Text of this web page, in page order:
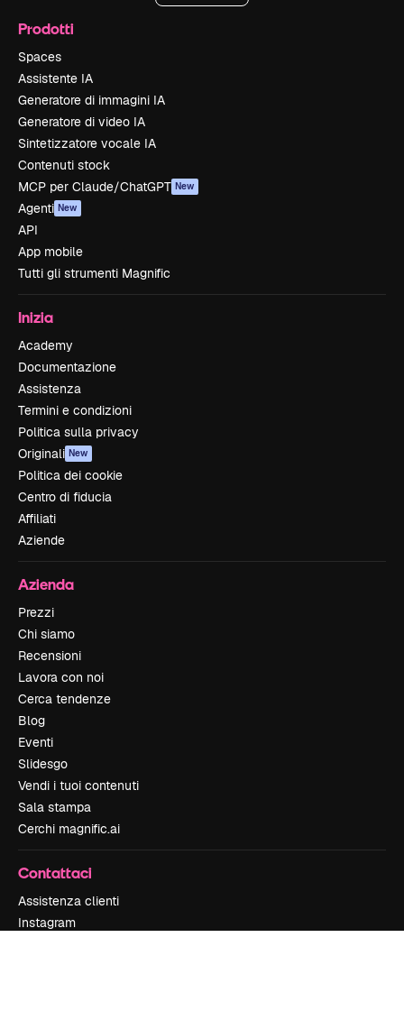
Prodotti
Spaces
Assistente IA
Generatore di immagini IA
Generatore di video IA
Sintetizzatore vocale IA
Contenuti stock
MCP per Claude/ChatGPT New
Agenti New
API
App mobile
Tutti gli strumenti Magnific
Inizia
Academy
Documentazione
Assistenza
Termini e condizioni
Politica sulla privacy
Originali New
Politica dei cookie
Centro di fiducia
Affiliati
Aziende
Azienda
Prezzi
Chi siamo
Recensioni
Lavora con noi
Cerca tendenze
Blog
Eventi
Slidesgo
Vendi i tuoi contenuti
Sala stampa
Cerchi magnific.ai
Contattaci
Assistenza clienti
Instagram